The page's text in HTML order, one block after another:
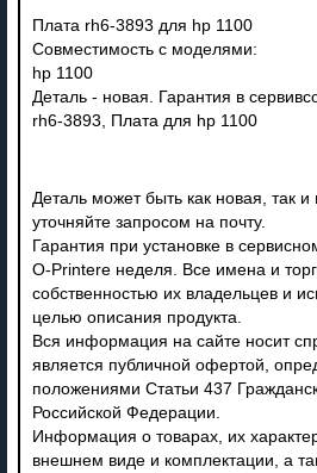
Плата rh6-3893 для hp 1100
Совместимость с моделями:
hp 1100
Деталь - новая. Гарантия в
rh6-3893, Плата для hp 1100
Деталь может быть как новая, так и
уточняйте запросом на почту.
Гарантия при установке в
O-Printere неделя. Все имена и
собственностью их владельцев и
целью описания продукта.
Вся информация на сайте носит
является публичной офертой,
положениями Статьи 437
Российской Федерации.
Информация о товарах, их
внешнем виде и комплектации, а